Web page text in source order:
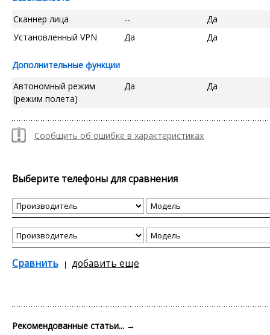
Сканнер лица
--
Да
Установленный VPN
Да Да
Дополнительные функции
Автономный режим
(режим полета)
Да Да
Сообщить об ошибке в характеристиках
Выберите телефоны для сравнения
Сравнить добавить еще
Рекомендованные статьи... →